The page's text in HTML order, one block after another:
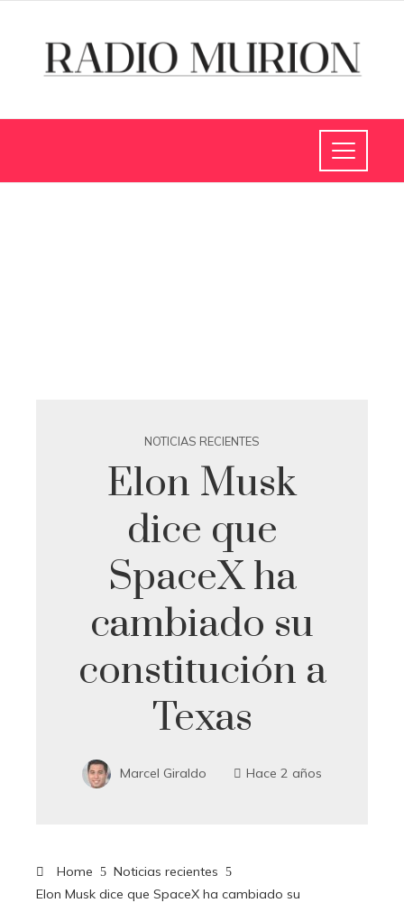
NOTICIAS RECIENTES
Elon Musk
dice que
SpaceX ha
cambiado su
constitución a
Texas
Marcel Giraldo Hace 2 años
Home
Noticias recientes
Elon Musk dice que SpaceX ha cambiado su